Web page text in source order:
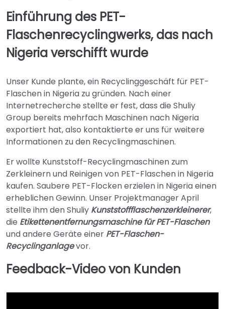
Einführung des PET-
Flaschenrecyclingwerks, das nach
Nigeria verschifft wurde
Unser Kunde plante, ein Recyclinggeschäft für PET-
Flaschen in Nigeria zu gründen. Nach einer
Internetrecherche stellte er fest, dass die Shuliy
Group bereits mehrfach Maschinen nach Nigeria
exportiert hat, also kontaktierte er uns für weitere
Informationen zu den Recyclingmaschinen.
Er wollte Kunststoff-Recyclingmaschinen zum
Zerkleinern und Reinigen von PET-Flaschen in Nigeria
kaufen. Saubere PET-Flocken erzielen in Nigeria einen
erheblichen Gewinn. Unser Projektmanager April
stellte ihm den Shuliy Kunststoffflaschenzerkleinerer,
die Etikettenentfernungsmaschine für PET-Flaschen
und andere Geräte einer PET-Flaschen-
Recyclinganlagevor.
Feedback-Video von Kunden